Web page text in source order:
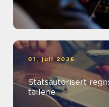
01. juli 2026
Statsautorisert
tallene